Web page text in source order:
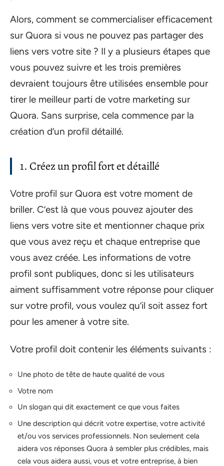
Alors, comment se commercialiser efficacement
sur Quora si vous ne pouvez pas partager des
liens vers votre site ? Il y a plusieurs étapes que
vous pouvez suivre et les trois premières
devraient toujours être utilisées ensemble pour
tirer le meilleur parti de votre marketing sur
Quora. Sans surprise, cela commence par la
création d’un profil détaillé.
1. Créez un profil fort et détaillé
Votre profil sur Quora est votre moment de
briller. C’est là que vous pouvez ajouter des
liens vers votre site et mentionner chaque prix
que vous avez reçu et chaque entreprise que
vous avez créée. Les informations de votre
profil sont publiques, donc si les utilisateurs
aiment suffisamment votre réponse pour cliquer
sur votre profil, vous voulez qu’il soit assez fort
pour les amener à votre site.
Votre profil doit contenir les éléments suivants :
Une photo de tête de haute qualité de vous
Votre nom
Un slogan qui dit exactement ce que vous faites
Une description qui décrit votre expertise, votre activité
et/ou vos services professionnels. Non seulement cela
aidera vos réponses Quora à sembler plus crédibles, mais
cela vous aidera aussi, vous et votre entreprise, à bien